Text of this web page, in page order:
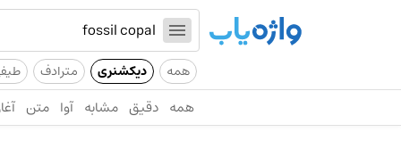
همه دیکشنری مترادف
همه دقیق مشابه آوا متن